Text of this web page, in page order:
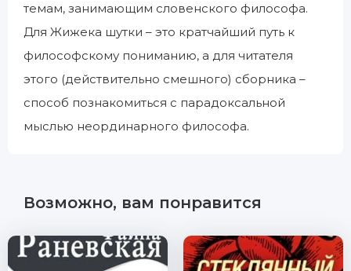
темам, занимающим словенского философа.
Для Жижека шутки – это кратчайший путь к
философскому пониманию, а для читателя
этого (действительно смешного) сборника –
способ познакомиться с парадоксальной
мыслью неординарного философа.
Возможно, вам понравится